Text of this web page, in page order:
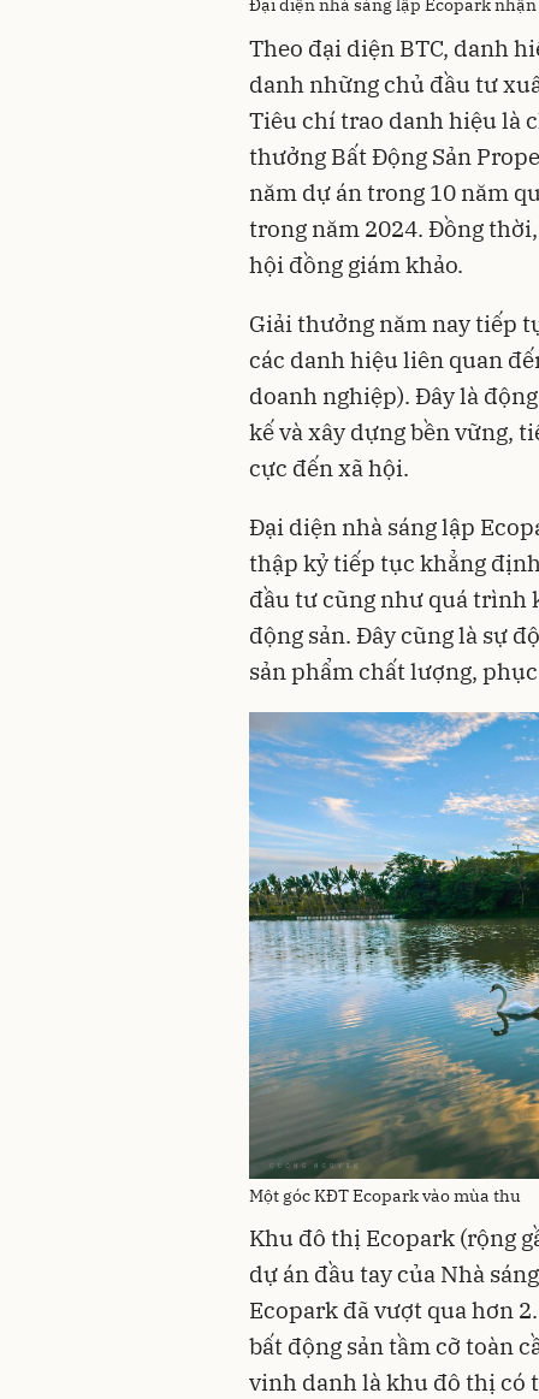
Đại diện nhà sáng lập Ecopark
Theo đại diện BTC, danh
danh những chủ đầu tư
Tiêu chí trao danh hiệu là
thưởng Bất Động Sản
năm dự án trong 10 năm
trong năm 2024. Đồng
hội đồng giám khảo.
Giải thưởng năm nay tiếp
các danh hiệu liên quan
doanh nghiệp). Đây là
kế và xây dựng bền vững,
cực đến xã hội.
Đại diện nhà sáng lập
thập kỷ tiếp tục khẳng
đầu tư cũng như quá trình
động sản. Đây cũng là sự
sản phẩm chất lượng,
Một góc KĐT Ecopark vào mùa thu
Khu đô thị Ecopark (rộng
dự án đầu tay của Nhà
Ecopark đã vượt qua hơn
bất động sản tầm cỡ toàn
vinh danh là khu đô thị có